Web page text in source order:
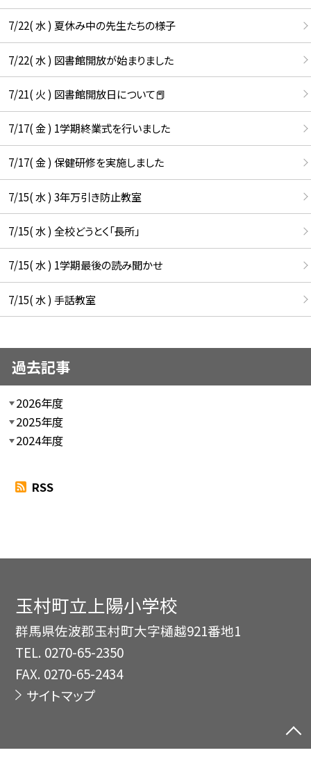
7/22( 水 ) 夏休み中の先生たちの様子
7/22( 水 ) 図書館開放が始まりました
7/21( 火 ) 図書館開放日について📕
7/17( 金 ) 1学期終業式を行いました
7/17( 金 ) 保健研修を実施しました
7/15( 水 ) 3年万引き防止教室
7/15( 水 ) 全校どうとく「長所」
7/15( 水 ) 1学期最後の読み聞かせ
7/15( 水 ) 手話教室
過去記事
2026年度
2025年度
2024年度
RSS
玉村町立上陽小学校
群馬県佐波郡玉村町大字樋越921番地1
TEL. 0270-65-2350
FAX. 0270-65-2434
サイトマップ